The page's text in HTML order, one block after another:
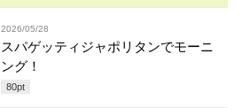
2026/05/28
スパゲッティジャポリタンでモーニ
ング！
80pt